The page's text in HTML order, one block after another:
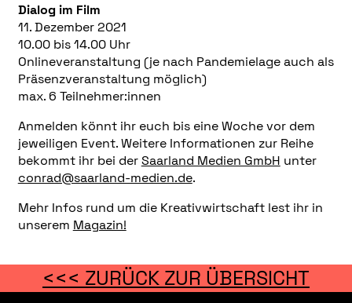
Dialog im Film
11. Dezember 2021
10.00 bis 14.00 Uhr
Onlineveranstaltung (je nach Pandemielage auch als
Präsenzveranstaltung möglich)
max. 6 Teilnehmer:innen
Anmelden könnt ihr euch bis eine Woche vor dem
jeweiligen Event. Weitere Informationen zur Reihe
bekommt ihr bei derSaarland Medien GmbH unter
conrad@saarland-medien.de.
Mehr Infos rund um die Kreativwirtschaft lest ihr in
unserem Magazin!
<<< ZURÜCK ZUR ÜBERSICHT